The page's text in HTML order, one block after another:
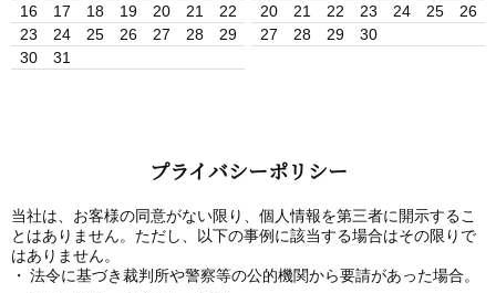
16
17 18 19 20 21
22
23
24 25 26 27 28
29
30
31
20
21 22 23 24 25
26
27
28 29 30
プライバシーポリシー
当社は、お客様の同意がない限り、個人情報を第三者に開示するこ
とはありません。ただし、以下の事例に該当する場合はその限りで
はありません。
法令に基づき裁判所や警察等の公的機関から要請があった場合。